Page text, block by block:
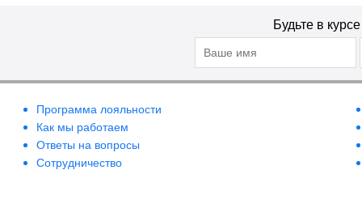
Будьте в
Программа лояльности
Как мы работаем
Ответы на вопросы
Сотрудничество